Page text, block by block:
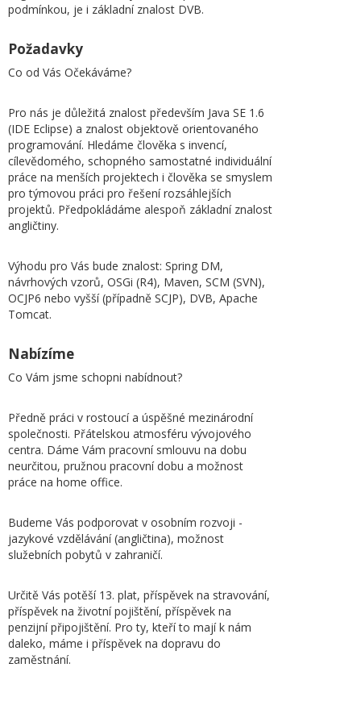
podmínkou, je i základní znalost DVB.
Požadavky
Co od Vás Očekáváme?
Pro nás je důležitá znalost především Java SE 1.6
(IDE Eclipse) a znalost objektově orientovaného
programování. Hledáme člověka s invencí,
cílevědomého, schopného samostatné individuální
práce na menších projektech i člověka se smyslem
pro týmovou práci pro řešení rozsáhlejších
projektů. Předpokládáme alespoň základní znalost
angličtiny.
Výhodu pro Vás bude znalost: Spring DM,
návrhových vzorů, OSGi (R4), Maven, SCM (SVN),
OCJP6 nebo vyšší (případně SCJP), DVB, Apache
Tomcat.
Nabízíme
Co Vám jsme schopni nabídnout?
Předně práci v rostoucí a úspěšné mezinárodní
společnosti. Přátelskou atmosféru vývojového
centra. Dáme Vám pracovní smlouvu na dobu
neurčitou, pružnou pracovní dobu a možnost
práce na home office.
Budeme Vás podporovat v osobním rozvoji -
jazykové vzdělávání (angličtina), možnost
služebních pobytů v zahraničí.
Určitě Vás potěší 13. plat, příspěvek na stravování,
příspěvek na životní pojištění, příspěvek na
penzijní připojištění. Pro ty, kteří to mají k nám
daleko, máme i příspěvek na dopravu do
zaměstnání.